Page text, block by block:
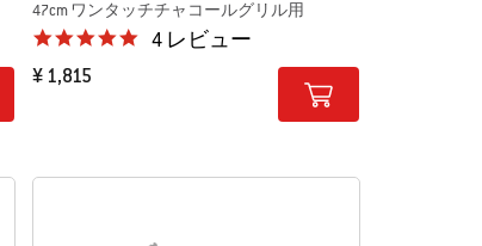
47cm ワンタッチチャコールグリル用
4.8 star rating
4 レビュー
¥ 1,815